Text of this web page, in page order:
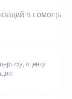
в помощь
оценку